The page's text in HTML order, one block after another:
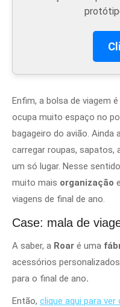
Enfim, a bolsa de viagem
ocupa muito espaço no
bagageiro do avião.
carregar roupas, sapatos,
um só lugar. Nesse
muito mais organização e
viagens de final de ano.
Case: mala de
A saber, a Roar é uma
acessórios
para o final de ano.
Então, clique aqui para